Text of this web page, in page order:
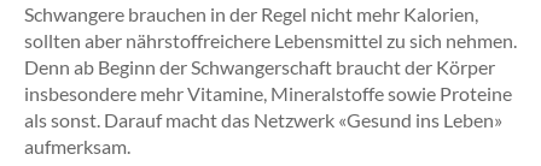
Schwangere brauchen in der Regel nicht mehr Kalorien,
sollten aber nährstoffreichere Lebensmittel zu sich nehmen.
Denn ab Beginn der Schwangerschaft braucht der Körper
insbesondere mehr Vitamine, Mineralstoffe sowie Proteine
als sonst. Darauf macht das Netzwerk «Gesund ins Leben»
aufmerksam.